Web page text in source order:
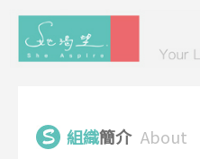
組織簡介 About